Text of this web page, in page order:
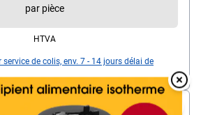
par pièce
HTVA
de colis, env. 7 - 14 jours délai de